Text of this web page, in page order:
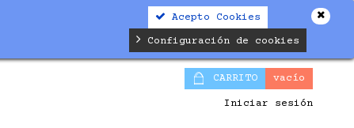
Acepto Cookies
Configuración de cookies
CARRITO vacío
Iniciar sesión